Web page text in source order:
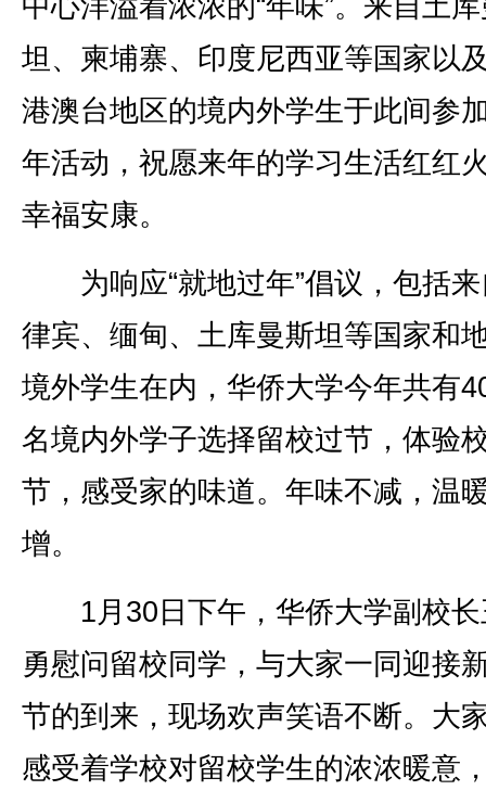
中心洋溢着浓浓的“年味”。来自土
坦、柬埔寨、印度尼西亚等国家以
港澳台地区的境内外学生于此间参
年活动，祝愿来年的学习生活红红
幸福安康。
为响应“就地过年”倡议，包括来
律宾、缅甸、土库曼斯坦等国家和
境外学生在内，华侨大学今年共有
名境内外学子选择留校过节，体验
节，感受家的味道。年味不减，温
增。
1月30日下午，华侨大学副校长
勇慰问留校同学，与大家一同迎接
节的到来，现场欢声笑语不断。大
感受着学校对留校学生的浓浓暖意